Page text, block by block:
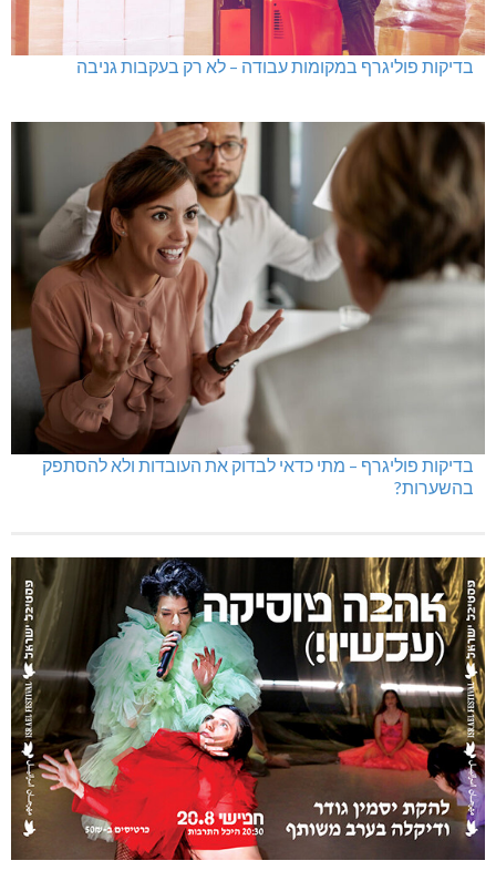
בדיקות פוליגרף במקומות עבודה – לא רק בעקבות גניבה
בדיקות פוליגרף – מתי כדאי לבדוק את העובדות ולא להסתפק
בהשערות?